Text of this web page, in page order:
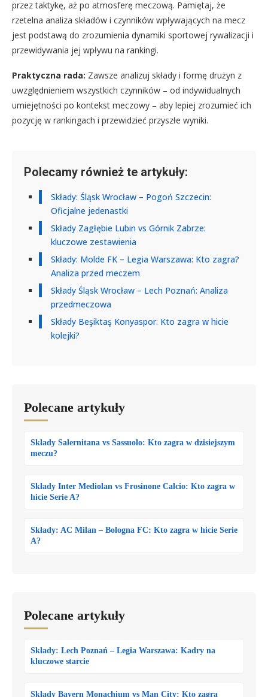
przez taktykę, aż po atmosferę meczową. Pamiętaj, że
rzetelna analiza składów i czynników wpływających na mecz
jest podstawą do zrozumienia dynamiki sportowej rywalizacji i
przewidywania jej wpływu na rankingi.
Praktyczna rada: Zawsze analizuj składy i formę drużyn z
uwzględnieniem wszystkich czynników – od indywidualnych
umiejętności po kontekst meczowy – aby lepiej zrozumieć ich
pozycję w rankingach i przewidzieć przyszłe wyniki.
Polecamy również te artykuły:
Składy: Śląsk Wrocław – Pogoń Szczecin:
Oficjalne jedenastki
Składy Zagłębie Lubin vs Górnik Zabrze:
kluczowe zestawienia
Składy: Molde FK – Legia Warszawa: Kto zagra?
Analiza przed meczem
Składy Śląsk Wrocław – Lech Poznań: Analiza
przedmeczowa
Składy Beşiktaş Konyaspor: Kto zagra w hicie
kolejki?
Polecane artykuły
Składy Salernitana vs Sassuolo: Kto zagra w dzisiejszym
meczu?
Składy Inter Mediolan vs Frosinone Calcio: Kto zagra w
hicie Serie A?
Składy: AC Milan – Bologna FC: Kto zagra w hicie Serie
A?
Polecane artykuły
Składy: Lech Poznań – Legia Warszawa: Kadry na
kluczowe starcie
Składy Bayern Monachium vs Man City: Kto zagra